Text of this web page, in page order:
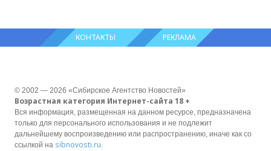
КОНТАКТЫ РЕКЛАМА
© 2002 — 2026 «Сибирское Агентство Новостей»
Возрастная категория Интернет-сайта 18 +
Вся информация, размещенная на данном ресурсе, предназначена
только для персонального использования и не подлежит
дальнейшему воспроизведению или распространению, иначе как со
ссылкой на sibnovosti.ru.